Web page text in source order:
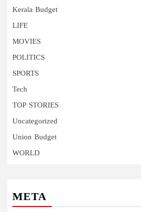
Kerala Budget
LIFE
MOVIES
POLITICS
SPORTS
Tech
TOP STORIES
Uncategorized
Union Budget
WORLD
META